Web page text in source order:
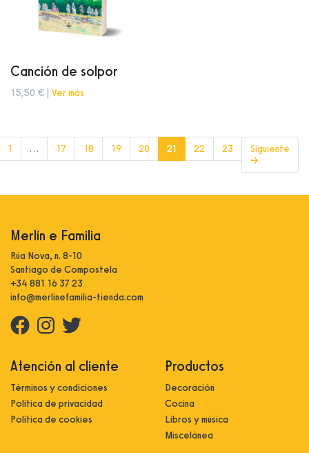
Canción de solpor
15,50 € | Ver más
1 … 17 18 19 20 21 (current)
22 23
Siguiente
→
Merlín e Familia
Rúa Nova, n. 8-10
Santiago de Compostela
+34 881 16 37 23
info@merlinefamilia-tienda.com
Atención al cliente
Términos y condiciones
Política de privacidad
Política de cookies
Productos
Decoración
Cocina
Libros y música
Miscelánea